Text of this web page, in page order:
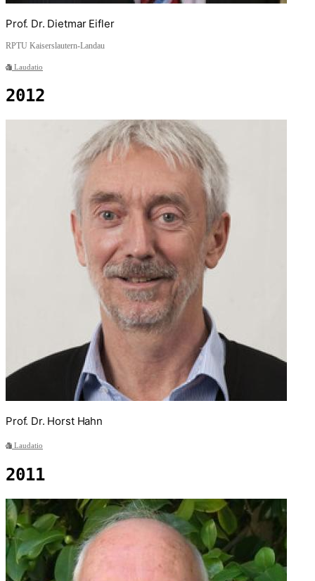
Prof. Dr. Dietmar Eifler
RPTU Kaiserslautern-Landau
Laudatio
2012
Prof. Dr. Horst Hahn
Laudatio
2011